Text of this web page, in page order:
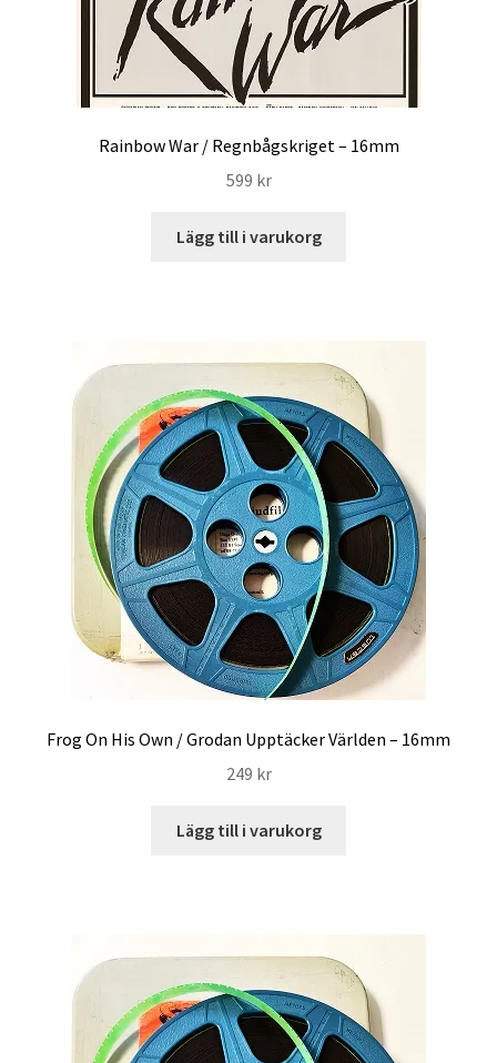
Rainbow War / Regnbågskriget – 16mm
599 kr
Lägg till i varukorg
Frog On His Own / Grodan Upptäcker Världen – 16mm
249 kr
Lägg till i varukorg